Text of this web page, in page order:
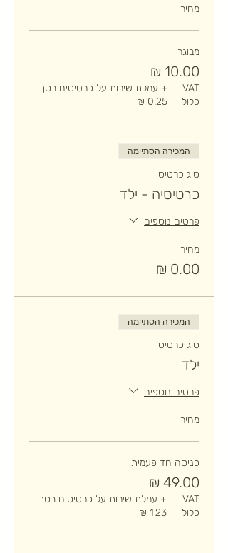
מחיר
מבוגר
VAT
כלול
+ עמלת שירות על כרטיסים בסך
‏0.25 ‏₪
המכירה הסתיימה
סוג כרטיס
כרטיסיה - ילד
פרטים נוספים
מחיר
המכירה הסתיימה
סוג כרטיס
ילד
פרטים נוספים
מחיר
כניסה חד פעמית
VAT
כלול
+ עמלת שירות על כרטיסים בסך
‏1.23 ‏₪